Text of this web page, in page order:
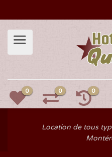
0 0 0
Location de tous